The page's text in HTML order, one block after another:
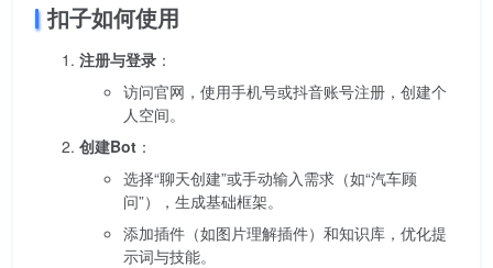
扣子如何使用
注册与登录 ：
访问官网，使用手机号或抖音账号注册，创建个
人空间。
创建Bot ：
选择“聊天创建”或手动输入需求（如“汽车顾
问”），生成基础框架。
添加插件（如图片理解插件）和知识库，优化提
示词与技能。